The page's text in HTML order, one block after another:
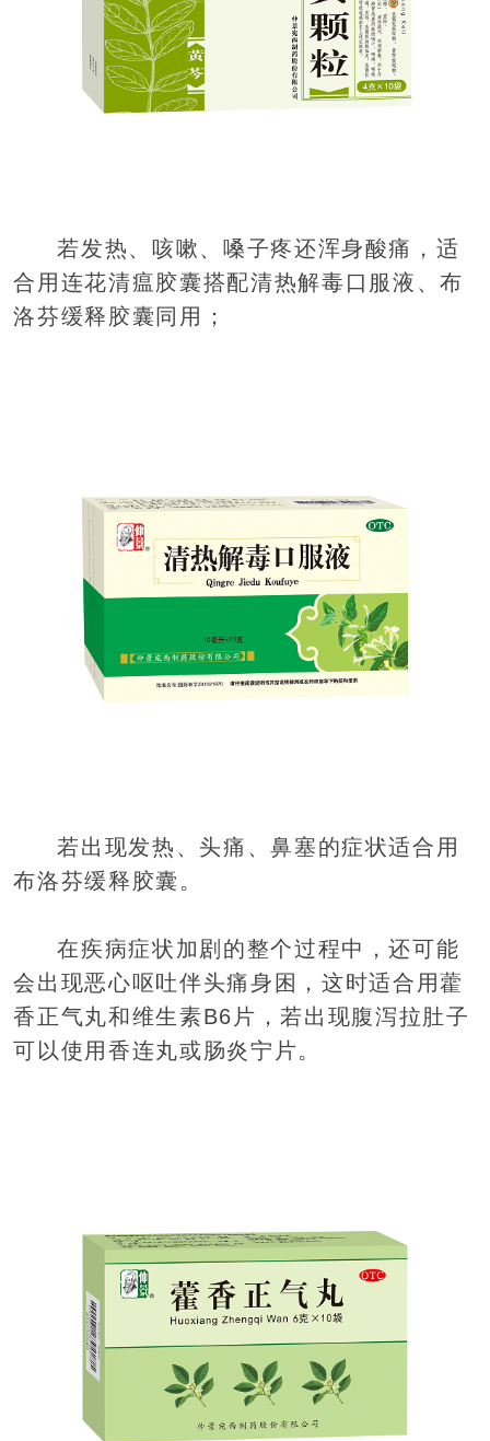
若发热、咳嗽、嗓子疼还浑身酸痛，适
合用连花清瘟胶囊搭配清热解毒口服液、布
洛芬缓释胶囊同用；
若出现发热、头痛、鼻塞的症状适合用
布洛芬缓释胶囊。
在疾病症状加剧的整个过程中，还可能
会出现恶心呕吐伴头痛身困，这时适合用藿
香正气丸和维生素B6片，若出现腹泻拉肚子
可以使用香连丸或肠炎宁片。